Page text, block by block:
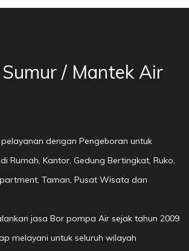
Sumur / Mantek Air
dengan Pengeboran untuk
Rumah, Kantor, Gedung Bertingkat, Ruko,
Taman, Pusat Wisata dan
jasa Bor pompa Air sejak tahun 2009
melayani untuk seluruh wilayah